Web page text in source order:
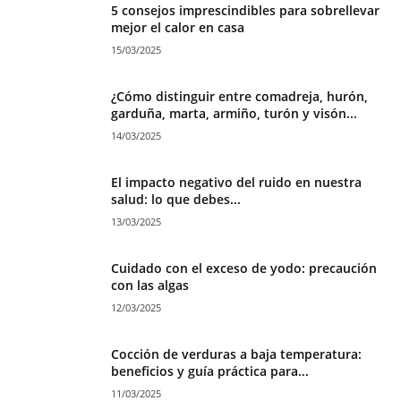
5 consejos imprescindibles para sobrellevar
mejor el calor en casa
15/03/2025
¿Cómo distinguir entre comadreja, hurón,
garduña, marta, armiño, turón y visón...
14/03/2025
El impacto negativo del ruido en nuestra
salud: lo que debes...
13/03/2025
Cuidado con el exceso de yodo: precaución
con las algas
12/03/2025
Cocción de verduras a baja temperatura:
beneficios y guía práctica para...
11/03/2025